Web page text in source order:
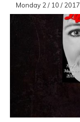
Monday 2 / 10 / 2017